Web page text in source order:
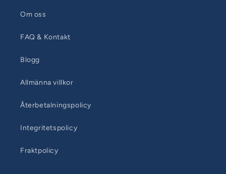
Om oss
FAQ & Kontakt
Blogg
Allmänna villkor
Återbetalningspolicy
Integritetspolicy
Fraktpolicy